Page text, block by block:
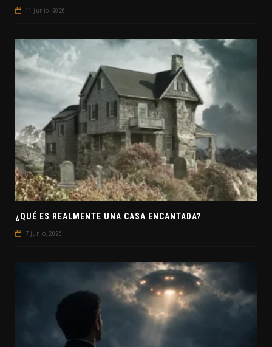
11 junio, 2026
¿QUÉ ES REALMENTE UNA CASA ENCANTADA?
7 junio, 2026